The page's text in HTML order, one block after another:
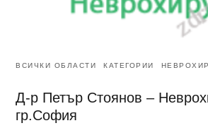
ВСИЧКИ ОБЛАСТИ КАТЕГОРИИ
Д-р Петър Стоянов –
гр.София